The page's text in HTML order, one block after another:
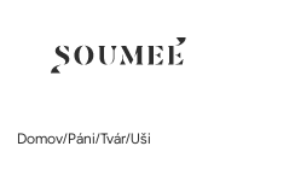
Domov/Páni/Tvár/Uši